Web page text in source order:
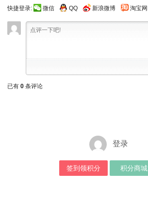
快捷登录: 微信 QQ 新浪微博 淘宝网
已有 0 条评论
登录
签到领积分 积分商城